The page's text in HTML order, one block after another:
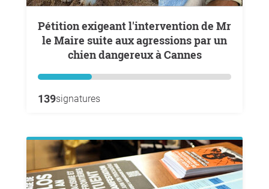
Pétition exigeant l'intervention de Mr
le Maire suite aux agressions par un
chien dangereux à Cannes
139signatures